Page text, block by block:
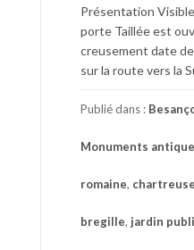
Présentation
porte Taillée est
creusement date de
sur la route vers la
Publié dans :
Monuments
romaine,
bregille, jardin